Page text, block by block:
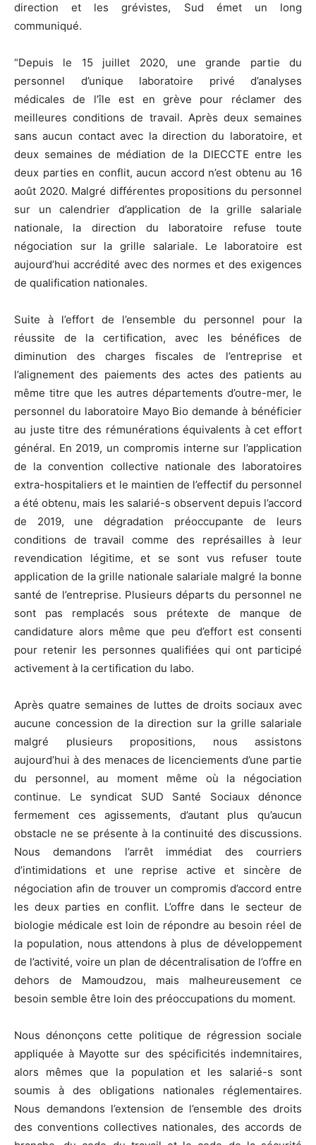
direction et les grévistes, Sud émet un long
communiqué.
“Depuis le 15 juillet 2020, une grande partie du
personnel d’unique laboratoire privé d’analyses
médicales de l’île est en grève pour réclamer des
meilleures conditions de travail. Après deux semaines
sans aucun contact avec la direction du laboratoire, et
deux semaines de médiation de la DIECCTE entre les
deux parties en conflit, aucun accord n’est obtenu au 16
août 2020. Malgré différentes propositions du personnel
sur un calendrier d’application de la grille salariale
nationale, la direction du laboratoire refuse toute
négociation sur la grille salariale. Le laboratoire est
aujourd’hui accrédité avec des normes et des exigences
de qualification nationales.
Suite à l’effort de l’ensemble du personnel pour la
réussite de la certification, avec les bénéfices de
diminution des charges fiscales de l’entreprise et
l’alignement des paiements des actes des patients au
même titre que les autres départements d’outre-mer, le
personnel du laboratoire Mayo Bio demande à bénéficier
au juste titre des rémunérations équivalents à cet effort
général. En 2019, un compromis interne sur l’application
de la convention collective nationale des laboratoires
extra-hospitaliers et le maintien de l’effectif du personnel
a été obtenu, mais les salarié-s observent depuis l’accord
de 2019, une dégradation préoccupante de leurs
conditions de travail comme des représailles à leur
revendication légitime, et se sont vus refuser toute
application de la grille nationale salariale malgré la bonne
santé de l’entreprise. Plusieurs départs du personnel ne
sont pas remplacés sous prétexte de manque de
candidature alors même que peu d’effort est consenti
pour retenir les personnes qualifiées qui ont participé
activement à la certification du labo.
Après quatre semaines de luttes de droits sociaux avec
aucune concession de la direction sur la grille salariale
malgré plusieurs propositions, nous assistons
aujourd’hui à des menaces de licenciements d’une partie
du personnel, au moment même où la négociation
continue. Le syndicat SUD Santé Sociaux dénonce
fermement ces agissements, d’autant plus qu’aucun
obstacle ne se présente à la continuité des discussions.
Nous demandons l’arrêt immédiat des courriers
d’intimidations et une reprise active et sincère de
négociation afin de trouver un compromis d’accord entre
les deux parties en conflit. L’offre dans le secteur de
biologie médicale est loin de répondre au besoin réel de
la population, nous attendons à plus de développement
de l’activité, voire un plan de décentralisation de l’offre en
dehors de Mamoudzou, mais malheureusement ce
besoin semble être loin des préoccupations du moment.
Nous dénonçons cette politique de régression sociale
appliquée à Mayotte sur des spécificités indemnitaires,
alors mêmes que la population et les salarié-s sont
soumis à des obligations nationales réglementaires.
Nous demandons l’extension de l’ensemble des droits
des conventions collectives nationales, des accords de